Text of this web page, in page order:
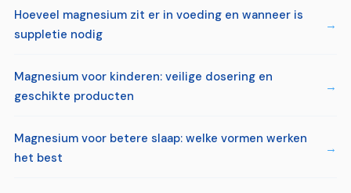
Hoeveel magnesium zit er in voeding en wanneer is
suppletie nodig
Magnesium voor kinderen: veilige dosering en
geschikte producten
Magnesium voor betere slaap: welke vormen werken
het best